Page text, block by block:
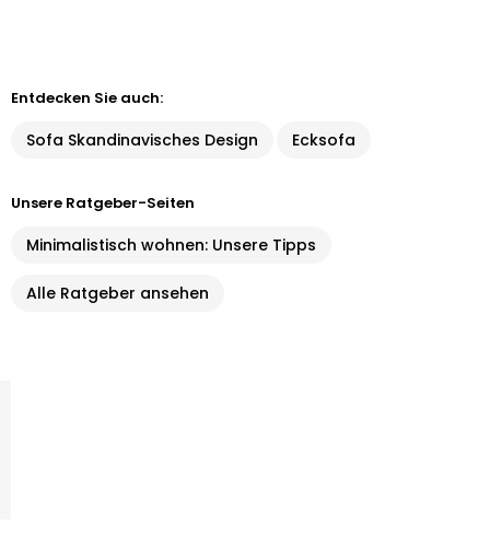
Entdecken Sie auch:
Sofa Skandinavisches Design Ecksofa
Unsere Ratgeber-Seiten
Minimalistisch wohnen: Unsere Tipps
Alle Ratgeber ansehen